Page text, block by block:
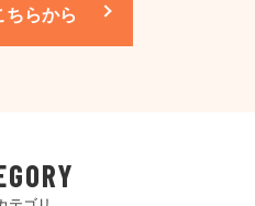
ちらから